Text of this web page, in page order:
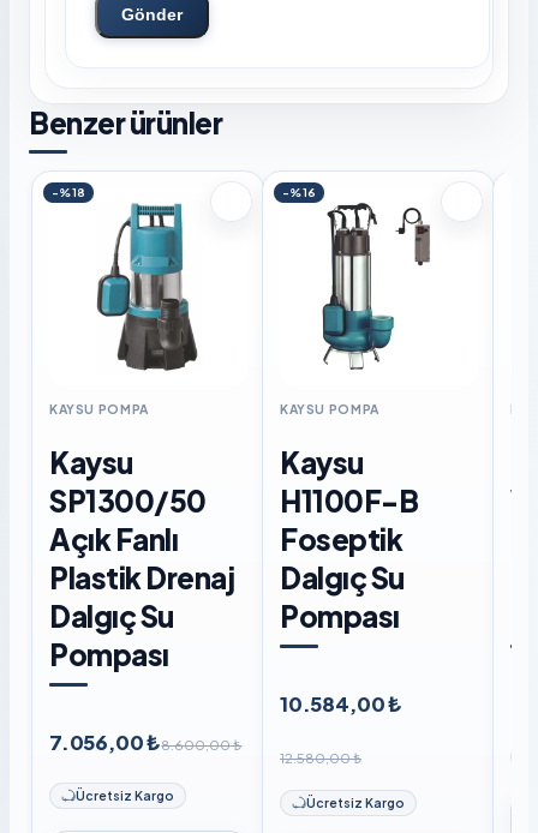
Gönder
Benzer ürünler
-%18
KAYSU POMPA
Kaysu
SP1300/50
Açık Fanlı
Plastik Drenaj
Dalgıç Su
Pompası
7.056,00 ₺8.600,00 ₺
Ücretsiz Kargo
-%16
KAYSU POMPA
Kaysu
H1100F-B
Foseptik
Dalgıç Su
Pompası
10.584,00 ₺
12.580,00 ₺
Ücretsiz Kargo